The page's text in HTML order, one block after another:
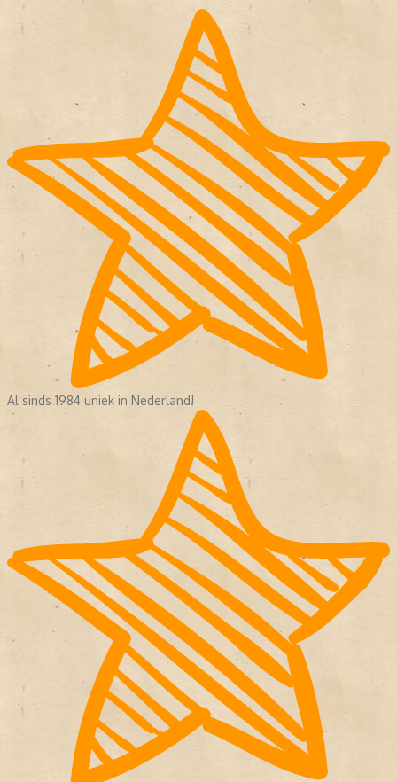
Al sinds 1984 uniek in Nederland!